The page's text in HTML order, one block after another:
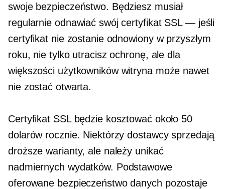
swoje bezpieczeństwo. Będziesz musiał
regularnie odnawiać swój certyfikat SSL — jeśli
certyfikat nie zostanie odnowiony w przyszłym
roku, nie tylko utracisz ochronę, ale dla
większości użytkowników witryna może nawet
nie zostać otwarta.
Certyfikat SSL będzie kosztować około 50
dolarów rocznie. Niektórzy dostawcy sprzedają
droższe warianty, ale należy unikać
nadmiernych wydatków. Podstawowe
oferowane bezpieczeństwo danych pozostaje